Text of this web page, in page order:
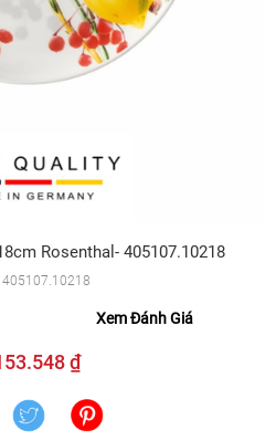
Rosenthal- 405107.10218
405107.10218
Xem Đánh Giá
₫